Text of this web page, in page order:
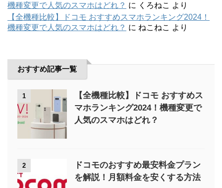
機種変更で人気のスマホはどれ？ に くろねこ より
【全機種比較】ドコモ おすすめスマホランキング2024！
機種変更で人気のスマホはどれ？ に ねこねこ より
おすすめ記事一覧
1
【全機種比較】ドコモ おすすめス
マホランキング2024！機種変更で
人気のスマホはどれ？
2
ドコモのおすすめ最安料金プラン
を解説！月額料金を安くする方法